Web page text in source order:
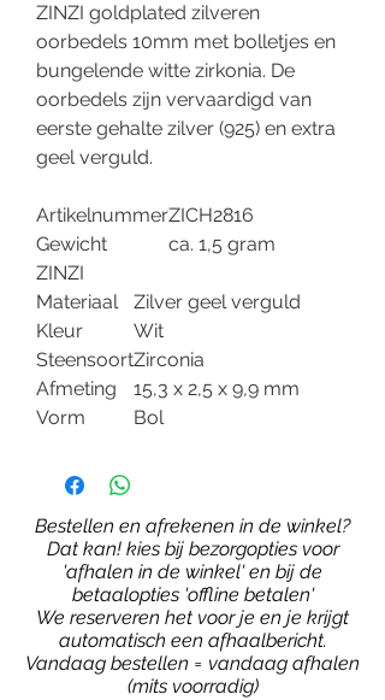
ZINZI goldplated zilveren
oorbedels 10mm met bolletjes en
bungelende witte zirkonia. De
oorbedels zijn vervaardigd van
eerste gehalte zilver (925) en extra
geel verguld.
ArtikelnummerZICH2816
Gewicht
ca. 1,5 gram
ZINZI
Materiaal
Zilver geel verguld
Kleur
Wit
SteensoortZirconia
Afmeting
15,3 x 2,5 x 9,9 mm
Vorm
Bol
Bestellen en afrekenen in de winkel?
Dat kan! kies bij bezorgopties voor
'afhalen in de winkel' en bij de
betaalopties 'offline betalen'
We reserveren het voor je en je krijgt
automatisch een afhaalbericht.
Vandaag bestellen = vandaag afhalen
(mits voorradig)